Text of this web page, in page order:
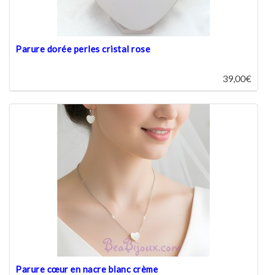
Parure dorée perles cristal rose
39,00€
Parure cœur en nacre blanc crème